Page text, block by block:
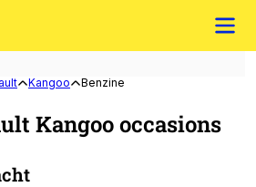
Kangoo Benzine
Kangoo occasions